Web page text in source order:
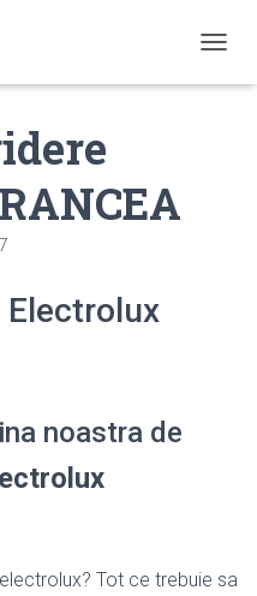
noastra de
Tot ce trebuie sa